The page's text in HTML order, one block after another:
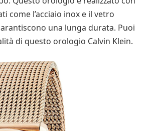
come l’acciaio inox e il vetro
una lunga durata. Puoi
di questo orologio Calvin Klein.